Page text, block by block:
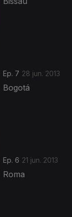
Ep. 7 28 jun. 2013
Bogotá
Ep. 6 21 jun. 2013
Roma